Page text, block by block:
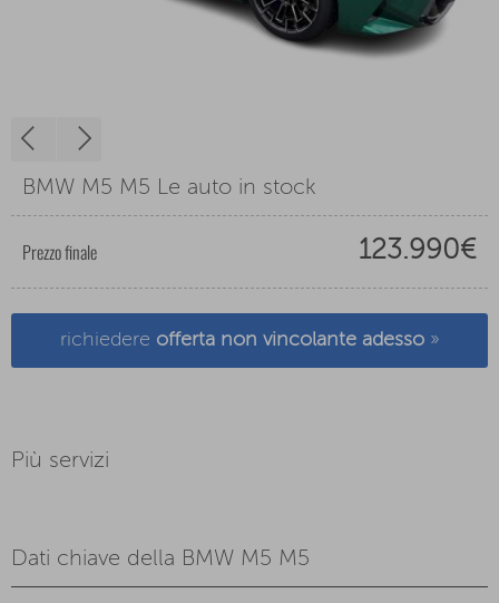
BMW M5 M5 Le auto in stock
Prezzo finale 123.990€
richiedere offerta non vincolante adesso »
Più servizi
Dati chiave della BMW M5 M5